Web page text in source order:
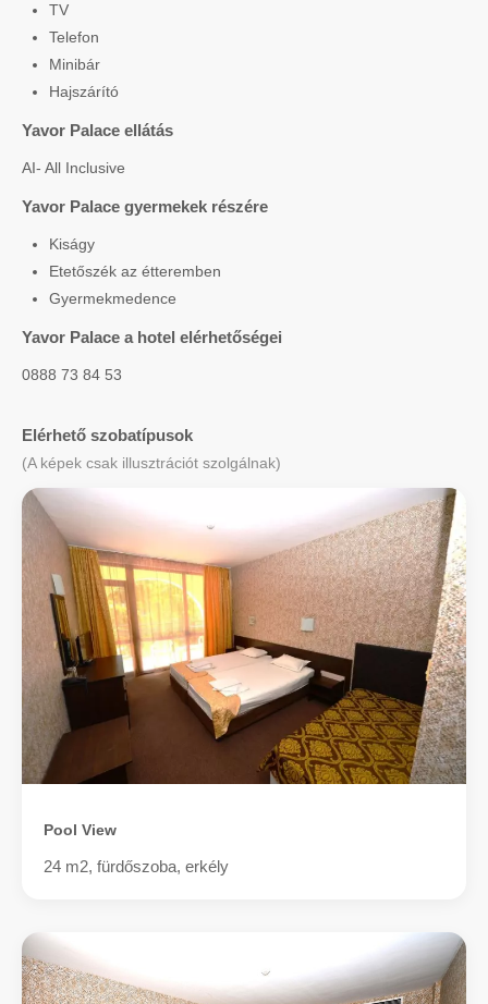
TV
Telefon
Minibár
Hajszárító
Yavor Palace ellátás
AI- All Inclusive
Yavor Palace gyermekek részére
Kiságy
Etetőszék az étteremben
Gyermekmedence
Yavor Palace a hotel elérhetőségei
0888 73 84 53
Elérhető szobatípusok
(A képek csak illusztrációt szolgálnak)
Pool View
24 m2, fürdőszoba, erkély